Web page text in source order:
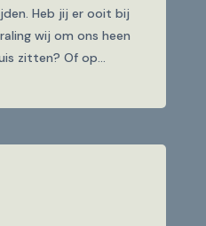
Heb jij er ooit bij
wij om ons heen
zitten? Of op...